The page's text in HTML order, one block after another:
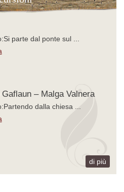
parte dal ponte sul ...
– Malga Valnera
dalla chiesa ...
di più